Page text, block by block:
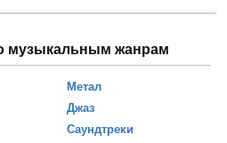
музыкальным жанрам
Метал
Джаз
Саундтреки